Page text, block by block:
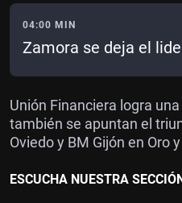
04:00 MIN
Zamora se deja el
Unión Financiera logra
también se apuntan el
Oviedo y BM Gijón en Oro
ESCUCHA NUESTRA